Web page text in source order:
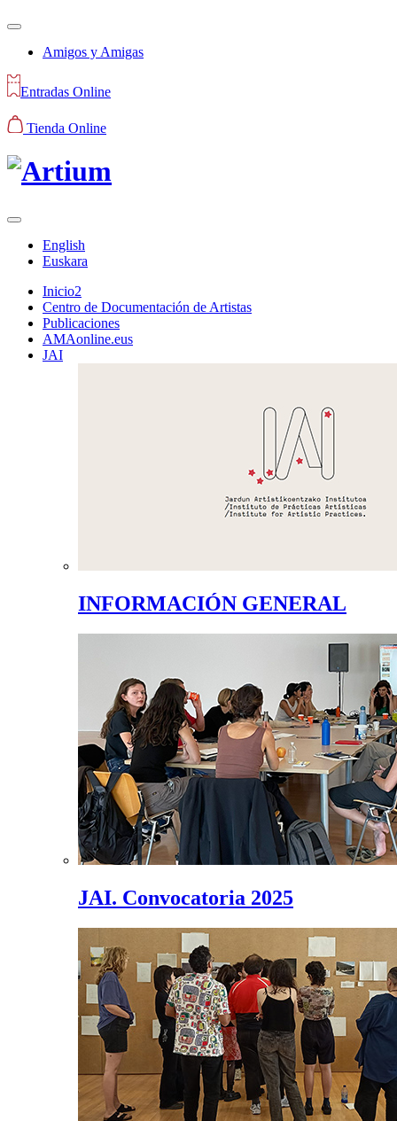
Amigos y Amigas
Entradas Online
Tienda Online
English
Euskara
Inicio2
Centro de Documentación de Artistas
Publicaciones
AMAonline.eus
JAI
INFORMACIÓN GENERAL
JAI. Convocatoria 2025